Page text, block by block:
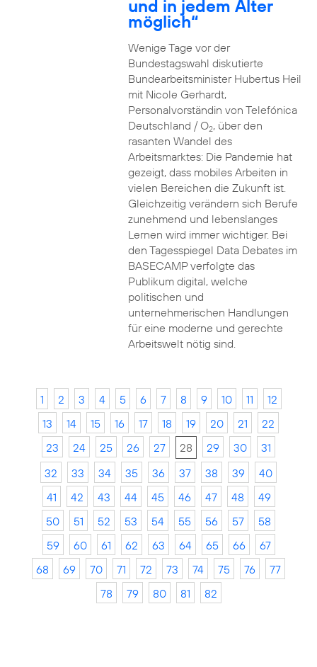
und in jedem Alter
möglich“
Wenige Tage vor der
Bundestagswahl diskutierte
Bundearbeitsminister Hubertus Heil
mit Nicole Gerhardt,
Personalvorständin von Telefónica
Deutschland / O2, über den
rasanten Wandel des
Arbeitsmarktes: Die Pandemie hat
gezeigt, dass mobiles Arbeiten in
vielen Bereichen die Zukunft ist.
Gleichzeitig verändern sich Berufe
zunehmend und lebenslanges
Lernen wird immer wichtiger. Bei
den Tagesspiegel Data Debates im
BASECAMP verfolgte das
Publikum digital, welche
politischen und
unternehmerischen Handlungen
für eine moderne und gerechte
Arbeitswelt nötig sind.
1 2 3 4 5 6 7 8 9 10 11
12
13
14 15 16 17 18 19 20 21
22
23
24 25 26 27 28 29 30
31
32
33 34 35 36 37 38 39
40
41
42 43 44 45 46 47 48
49
50
51 52 53 54 55 56 57
58
59
60 61 62 63 64 65 66
67
68
69 70 71 72 73 74 75 76
77
78
79 80 81 82